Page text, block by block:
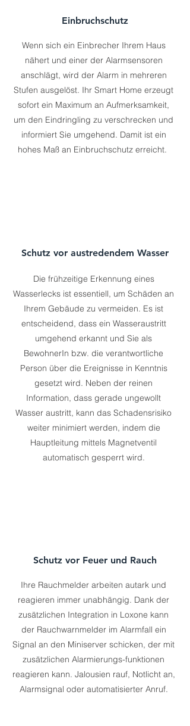
Einbruchschutz
Wenn sich ein Einbrecher Ihrem Haus
nähert und einer der Alarmsensoren
anschlägt, wird der Alarm in mehreren
Stufen ausgelöst. Ihr Smart Home erzeugt
sofort ein Maximum an Aufmerksamkeit,
um den Eindringling zu verschrecken und
informiert Sie umgehend. Damit ist ein
hohes Maß an Einbruchschutz erreicht.
Schutz vor austredendem Wasser
Die frühzeitige Erkennung eines
Wasserlecks ist essentiell, um Schäden an
Ihrem Gebäude zu vermeiden. Es ist
entscheidend, dass ein Wasseraustritt
umgehend erkannt und Sie als
BewohnerIn bzw. die verantwortliche
Person über die Ereignisse in Kenntnis
gesetzt wird. Neben der reinen
Information, dass gerade ungewollt
Wasser austritt, kann das Schadensrisiko
weiter minimiert werden, indem die
Hauptleitung mittels Magnetventil
automatisch gesperrt wird.
Schutz vor Feuer und Rauch
Ihre Rauchmelder arbeiten autark und
reagieren immer unabhängig. Dank der
zusätzlichen Integration in Loxone kann
der Rauchwarnmelder im Alarmfall ein
Signal an den Miniserver schicken, der mit
zusätzlichen Alarmierungs-funktionen
reagieren kann. Jalousien rauf, Notlicht an,
Alarmsignal oder automatisierter Anruf.